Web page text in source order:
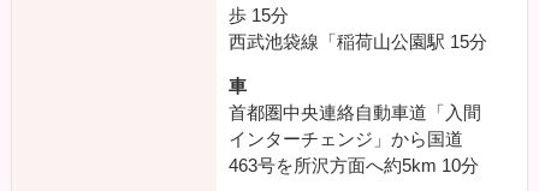
歩 15分
西武池袋線「稲荷山公園駅 15分
車
首都圏中央連絡自動車道「入間
インターチェンジ」から国道
463号を所沢方面へ約5km 10分